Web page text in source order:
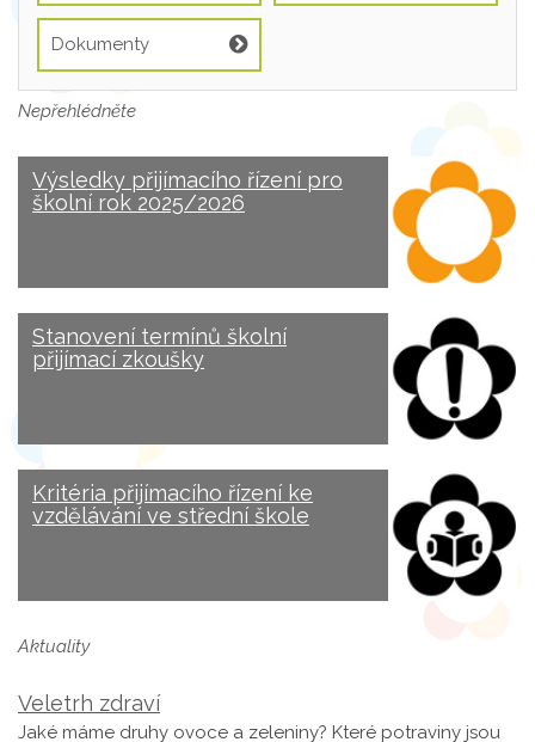
Dokumenty
Nepřehlédněte
Výsledky přijímacího řízení pro
školní rok 2025/2026
Stanovení termínů školní
přijímací zkoušky
Kritéria přijímacího řízení ke
vzdělávání ve střední škole
Aktuality
Veletrh zdraví
Jaké máme druhy ovoce a zeleniny? Které potraviny jsou